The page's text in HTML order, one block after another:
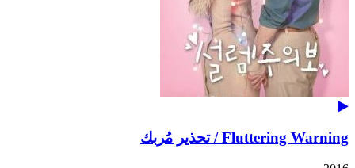
Fluttering Warning / تحذير مُربك